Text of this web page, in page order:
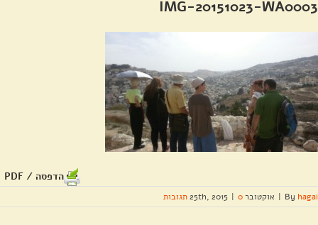
IMG-20151023-WA0003
הדפסה / PDF
By hagai
| אוקטובר 25th, 2015 | 0 תגובות